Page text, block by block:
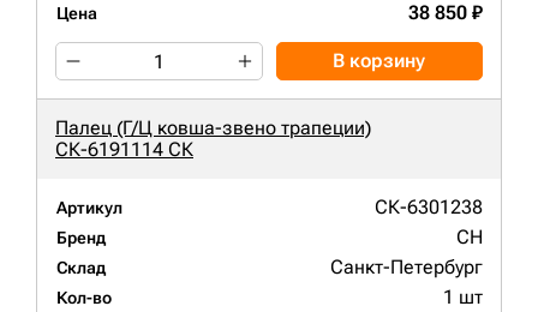
Цена 38 850 ₽
В корзину
Палец (Г/Ц ковша-звено трапеции)
СК-6191114 СК
Артикул СК-6301238
Бренд CH
Склад Санкт-Петербург
Кол-во 1 шт